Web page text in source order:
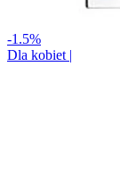
-1.5%
Dla kobiet |